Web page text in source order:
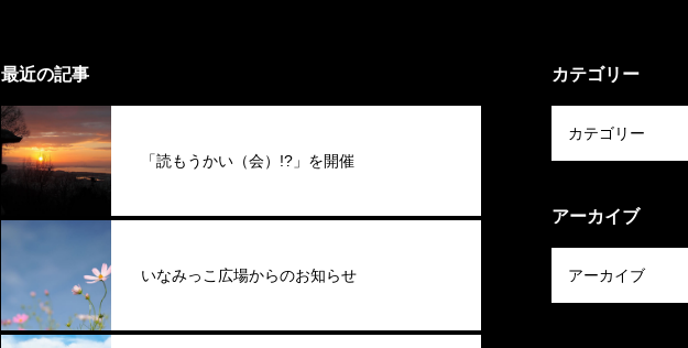
最近の記事
「読もうかい（会）!?」を開催
いなみっこ広場からのお知らせ
カテゴリー
アーカイブ